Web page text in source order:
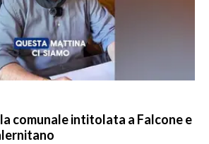
comunale intitolata a Falcone e